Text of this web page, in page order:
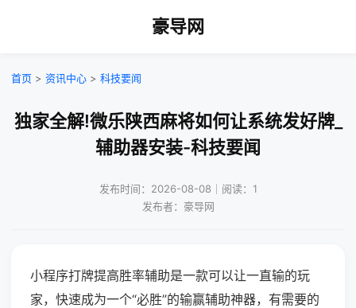
豪导网
首页 > 资讯中心 > 科技要闻
独家全解!微乐陕西麻将如何让系统发好牌_
辅助器安装-科技要闻
发布时间：2026-08-08｜阅读：1
发布者：豪导网
小程序打牌提高胜率辅助是一款可以让一直输的玩
家，快速成为一个“必胜”的输赢辅助神器，有需要的